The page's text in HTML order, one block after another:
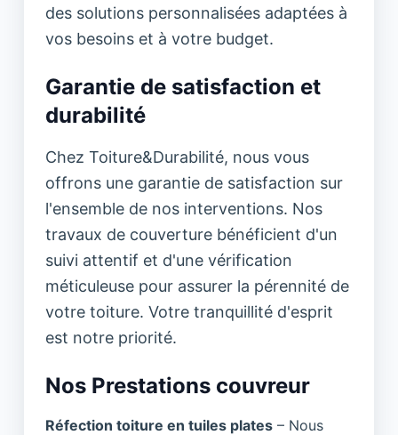
des solutions personnalisées adaptées à
vos besoins et à votre budget.
Garantie de satisfaction et
durabilité
Chez Toiture&Durabilité, nous vous
offrons une garantie de satisfaction sur
l'ensemble de nos interventions. Nos
travaux de couverture bénéficient d'un
suivi attentif et d'une vérification
méticuleuse pour assurer la pérennité de
votre toiture. Votre tranquillité d'esprit
est notre priorité.
Nos Prestations couvreur
Réfection toiture en tuiles plates – Nous